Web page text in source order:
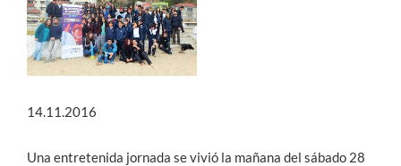
English
14.11.2016
Una entretenida jornada se vivió la mañana del sábado 28